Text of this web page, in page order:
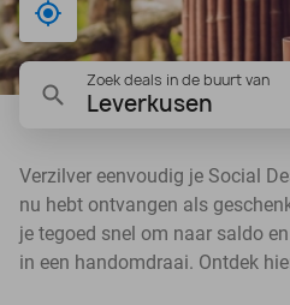
Bij mij in de buurt
Zoek deals in de buurt van
Leverkusen
Verzilver eenvoudig je Social
nu hebt ontvangen als
je tegoed snel om naar saldo
in een handomdraai. Ontdek